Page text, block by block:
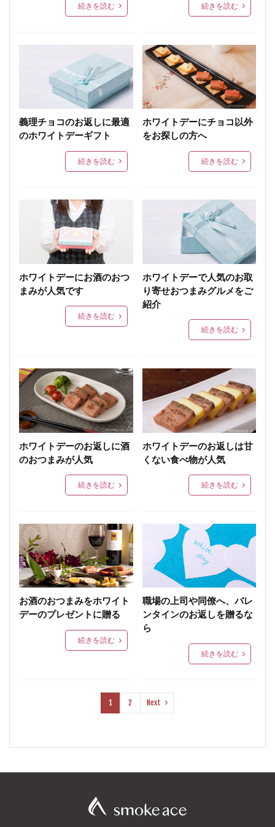
続きを読む 続きを読む
義理チョコのお返しに最適
のホワイトデーギフト
続きを読む
ホワイトデーにチョコ以外
をお探しの方へ
続きを読む
ホワイトデーにお酒のおつ
まみが人気です
続きを読む
ホワイトデーで人気のお取
り寄せおつまみグルメをご
紹介
続きを読む
ホワイトデーのお返しに酒
のおつまみが人気
続きを読む
ホワイトデーのお返しは甘
くない食べ物が人気
続きを読む
お酒のおつまみをホワイト
デーのプレゼントに贈る
続きを読む
職場の上司や同僚へ、バレ
ンタインのお返しを贈るな
ら
続きを読む
1 2 Next